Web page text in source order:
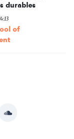
durables
of
Soundcloud